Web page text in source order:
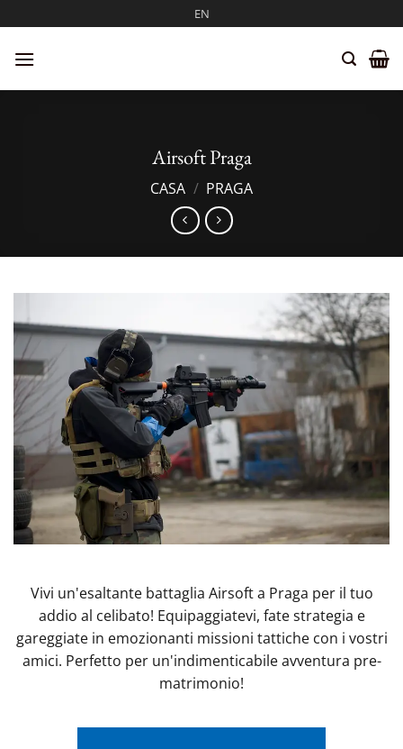
ai
contenuti
EN
Airsoft Praga
CASA / PRAGA
Vivi un'esaltante battaglia Airsoft a Praga per il tuo
addio al celibato! Equipaggiatevi, fate strategia e
gareggiate in emozionanti missioni tattiche con i vostri
amici. Perfetto per un'indimenticabile avventura pre-
matrimonio!